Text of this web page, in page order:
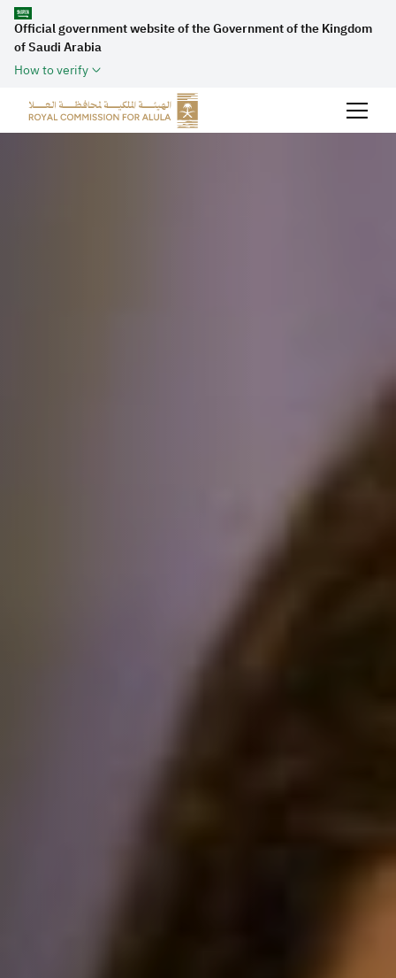
Official government website of the Government of the Kingdom
of Saudi Arabia
How to verify